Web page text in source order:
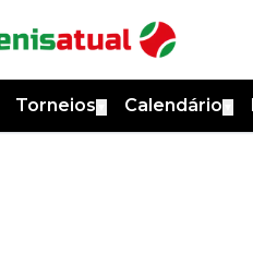
Torneios Calendário